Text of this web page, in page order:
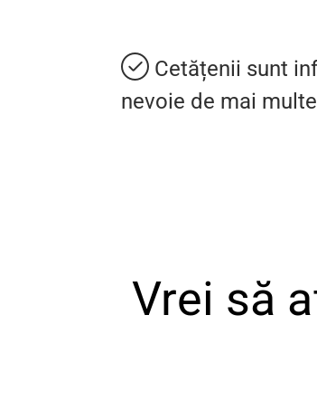
Cetățenii sunt
nevoie de mai
Vrei să